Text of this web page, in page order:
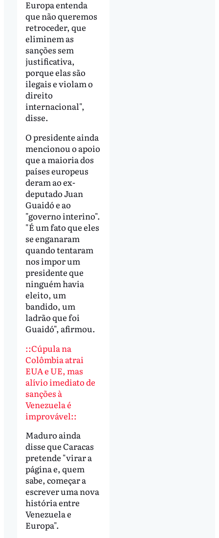
Europa entenda
que não queremos
retroceder, que
eliminem as
sanções sem
justificativa,
porque elas são
ilegais e violam o
direito
internacional",
disse.
O presidente ainda
mencionou o apoio
que a maioria dos
países europeus
deram ao ex-
deputado Juan
Guaidó e ao
"governo interino".
"É um fato que eles
se enganaram
quando tentaram
nos impor um
presidente que
ninguém havia
eleito, um
bandido, um
ladrão que foi
Guaidó", afirmou.
::Cúpula na
Colômbia atrai
EUA e UE, mas
alívio imediato de
sanções à
Venezuela é
improvável::
Maduro ainda
disse que Caracas
pretende "virar a
página e, quem
sabe, começar a
escrever uma nova
história entre
Venezuela e
Europa".